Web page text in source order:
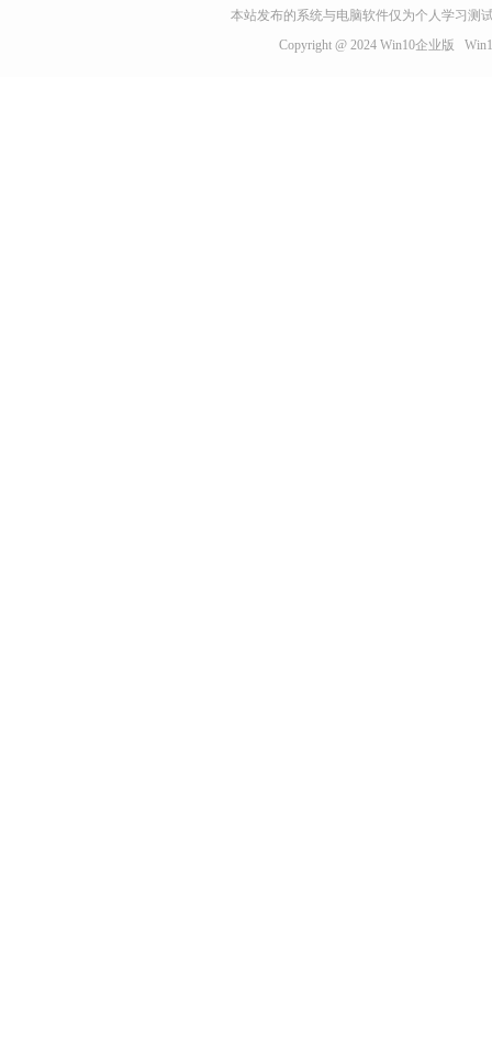
本站发布的系统与电脑软件仅为个人学习测
Copyright @ 2024 Win10企业版